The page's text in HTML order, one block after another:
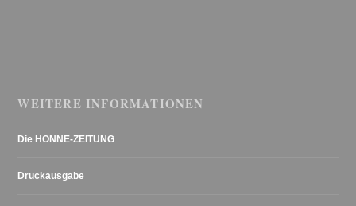
WEITERE INFORMATIONEN
Die HÖNNE-ZEITUNG
Druckausgabe